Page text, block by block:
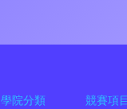
學院分類
競賽項目